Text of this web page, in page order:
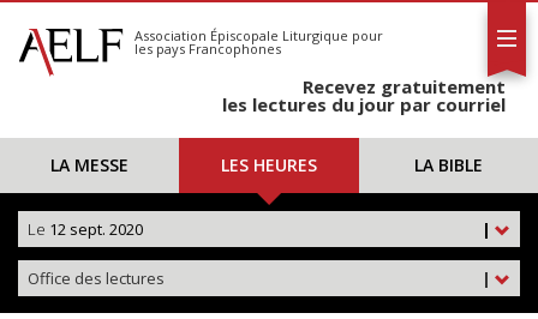
S'abonner
Calendrier
Association Épiscopale Liturgique pour
les pays Francophones
Recevez gratuitement
les lectures du jour par courriel
LA MESSE LES HEURES LA BIBLE
|
Le 12 sept. 2020
|
Office des lectures